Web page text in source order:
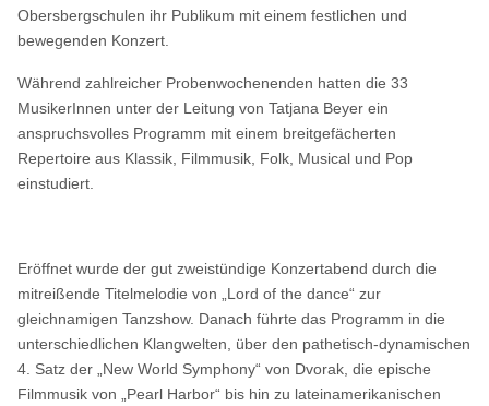
Obersbergschulen ihr Publikum mit einem festlichen und
bewegenden Konzert.
Während zahlreicher Probenwochenenden hatten die 33
MusikerInnen unter der Leitung von Tatjana Beyer ein
anspruchsvolles Programm mit einem breitgefächerten
Repertoire aus Klassik, Filmmusik, Folk, Musical und Pop
einstudiert.
Eröffnet wurde der gut zweistündige Konzertabend durch die
mitreißende Titelmelodie von „Lord of the dance“ zur
gleichnamigen Tanzshow. Danach führte das Programm in die
unterschiedlichen Klangwelten, über den pathetisch-dynamischen
4. Satz der „New World Symphony“ von Dvorak, die epische
Filmmusik von „Pearl Harbor“ bis hin zu lateinamerikanischen